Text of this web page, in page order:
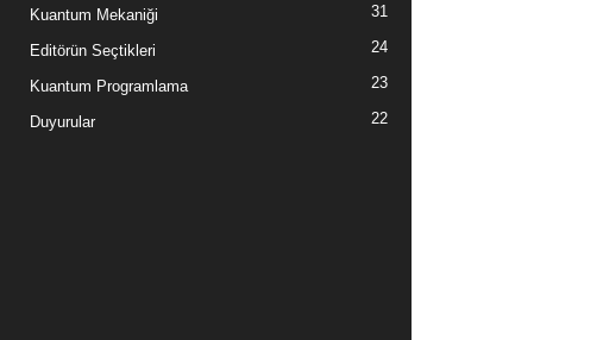
Kuantum Mekaniği 31
Editörün Seçtikleri 24
Kuantum Programlama 23
Duyurular 22